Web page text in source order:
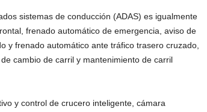
sistemas de conducción (ADAS) es igualmente
frenado automático de emergencia, aviso de
y frenado automático ante tráfico trasero cruzado,
cambio de carril y mantenimiento de carril
y control de crucero inteligente, cámara